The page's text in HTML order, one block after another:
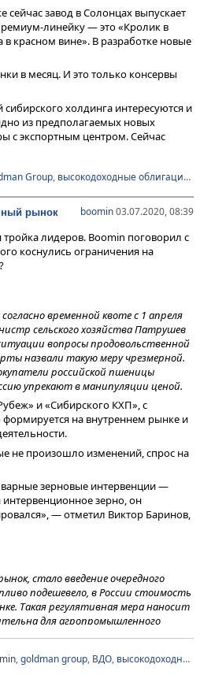
завод в Солонцах выпускает
линейку — это «Кролик в
красном вине». В разработке новые
в месяц. И это только консервы
холдинга интересуются и
из предполагаемых новых
с экспортным центром. Сейчас
Group, высокодоходные облигации ,
boomin03.07.2020, 08:39
рынок
лидеров. Boomin поговорил с
коснулись ограничения на
временной квоте с 1 апреля
сельского хозяйства Патрушев
вопросы продовольственной
назвали такую меру чрезмерной.
российской пшеницы
упрекают в манипуляции ценой.
и «Сибирского КХП», с
на внутреннем рынке и
не произошло изменений, спрос на
зерновые интервенции —
зерно, он
— отметил Виктор Баринов,
стало введение очередного
подешевело, в России стоимость
Такая регулятивная мера наносит
для агропромышленного
посевной, как раз на время
никаких изменений в уровне
,goldman group, ВДО, высокодоходные облигации